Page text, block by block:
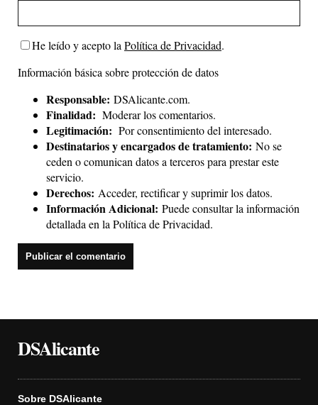
He leído y acepto la Política de Privacidad.
Información básica sobre protección de datos
Responsable: DSAlicante.com.
Finalidad: Moderar los comentarios.
Legitimación: Por consentimiento del interesado.
Destinatarios y encargados de tratamiento: No se
ceden o comunican datos a terceros para prestar este
servicio.
Derechos: Acceder, rectificar y suprimir los datos.
Información Adicional: Puede consultar la información
detallada en la Política de Privacidad.
DSAlicante
Sobre DSAlicante